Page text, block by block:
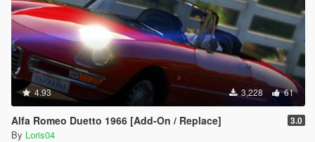
4.93 3,228 61
Alfa Romeo Duetto 1966 [Add-On / Replace] 3.0
By Loris04